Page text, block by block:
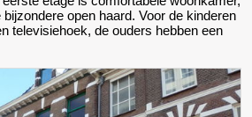
open haard. Voor de kinderen
televisiehoek, de ouders hebben een